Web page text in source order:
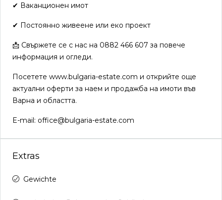
✔ Ваканционен имот
✔ Постоянно живеене или еко проект
📩 Свържете се с нас на 0882 466 607 за повече
информация и огледи.
Посетете www.bulgaria-estate.com и открийте още
актуални оферти за наем и продажба на имоти във
Варна и областта.
E-mail: office@bulgaria-estate.com
Extras
Gewichte